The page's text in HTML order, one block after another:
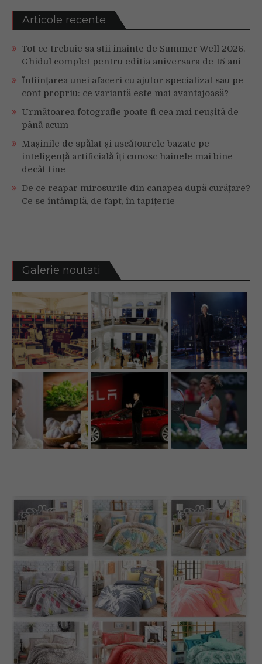
Articole recente
Tot ce trebuie sa stii inainte de Summer Well 2026.
Ghidul complet pentru editia aniversara de 15 ani
Înființarea unei afaceri cu ajutor specializat sau pe
cont propriu: ce variantă este mai avantajoasă?
Următoarea fotografie poate fi cea mai reușită de
până acum
Mașinile de spălat și uscătoarele bazate pe
inteligență artificială îți cunosc hainele mai bine
decât tine
De ce reapar mirosurile din canapea după curățare?
Ce se întâmplă, de fapt, în tapițerie
Galerie noutati